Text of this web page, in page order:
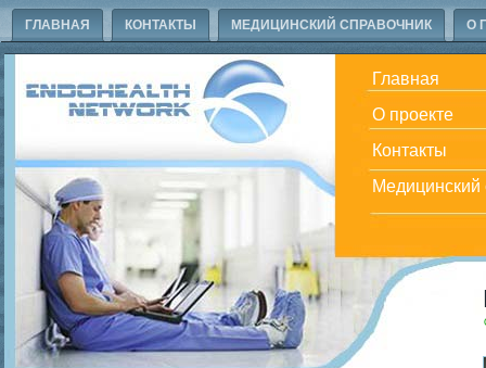
ГЛАВНАЯ КОНТАКТЫ МЕДИЦИНСКИЙ СПРАВОЧНИК О
Главная
О проекте
Контакты
Медицинский